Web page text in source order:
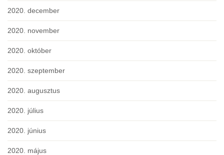
2020. december
2020. november
2020. október
2020. szeptember
2020. augusztus
2020. július
2020. június
2020. május